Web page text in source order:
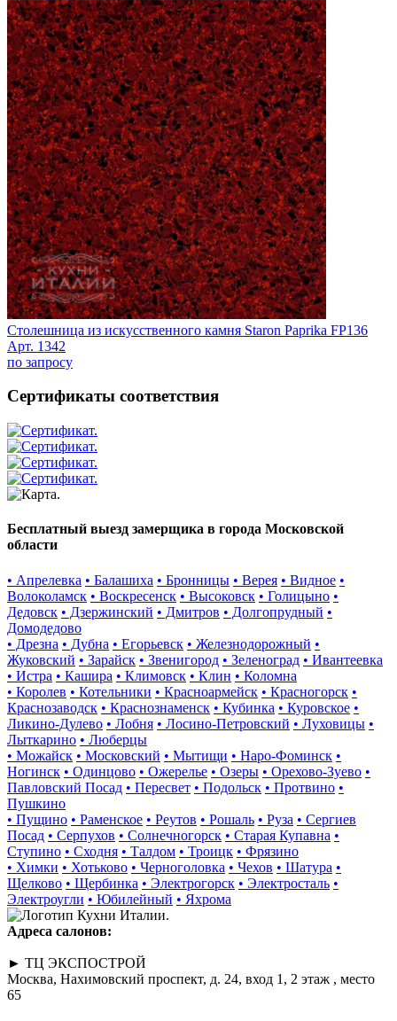
Столешница из искусственного камня Staron Paprika FP136
Арт. 1342
по запросу
Сертификаты соответствия
Бесплатный выезд замерщика в города Московской
области
• Апрелевка • Балашиха • Бронницы • Верея • Видное •
Волоколамск • Воскресенск • Высоковск • Голицыно •
Дедовск • Дзержинский • Дмитров • Долгопрудный •
Домодедово
• Дрезна • Дубна • Егорьевск • Железнодорожный •
Жуковский • Зарайск • Звенигород • Зеленоград • Ивантеевка
• Истра • Кашира • Климовск • Клин • Коломна
• Королев • Котельники • Красноармейск • Красногорск •
Краснозаводск • Краснознаменск • Кубинка • Куровское •
Ликино-Дулево • Лобня • Лосино-Петровский • Луховицы •
Лыткарино • Люберцы
• Можайск • Московский • Мытищи • Наро-Фоминск •
Ногинск • Одинцово • Ожерелье • Озеры • Орехово-Зуево •
Павловский Посад • Пересвет • Подольск • Протвино •
Пушкино
• Пущино • Раменское • Реутов • Рошаль • Руза • Сергиев
Посад • Серпухов • Солнечногорск • Старая Купавна •
Ступино • Сходня • Талдом • Троицк • Фрязино
• Химки • Хотьково • Черноголовка • Чехов • Шатура •
Щелково • Щербинка • Электрогорск • Электросталь •
Электроугли • Юбилейный • Яхрома
Адреса салонов:
► ТЦ ЭКСПОСТРОЙ
Москва, Нахимовский проспект, д. 24, вход 1, 2 этаж , место
65